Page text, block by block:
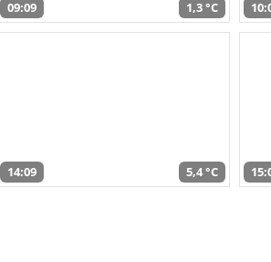
09:09 1,3 °C
14:09 5,4 °C